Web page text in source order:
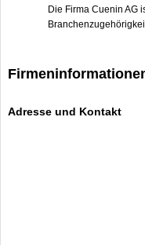
Die Firma Cuenin AG
Adresse und Kontakt